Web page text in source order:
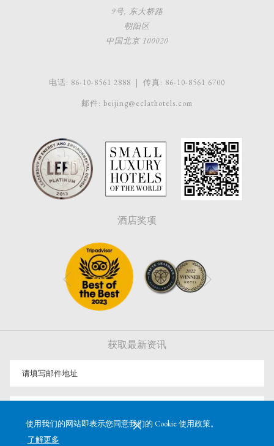
使用我们的网站即表示您同意我们的 Cookie 使用政策。
了解更多
9号, 东大桥路
朝阳区
中国北京 100020
电话: 86-10-8561 2888 | 传真: 86-10-8561 6700
邮件: beijing@eclathotels.com
酒店奖项
上一个
获取最新资讯